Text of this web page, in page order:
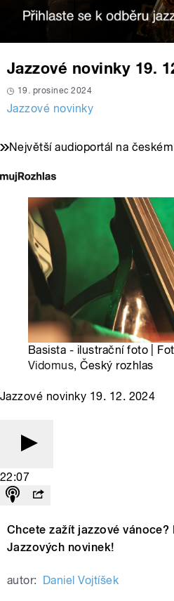
Jazzové novinky 19.
19. prosinec 2024
Jazzové novinky
Největší audioportál na
Basista - ilustrační foto |
Vidomus, Český rozhlas
Jazzové novinky 19. 12. 2024
22:07
Chcete zažít jazzové
Jazzových novinek!
autor: Daniel Vojtíšek